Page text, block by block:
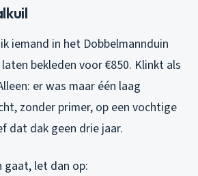
iemand in het Dobbelmannduin
bekleden voor €850. Klinkt als
er was maar één laag
zonder primer, op een vochtige
dat dak geen drie jaar.
gaat, let dan op: